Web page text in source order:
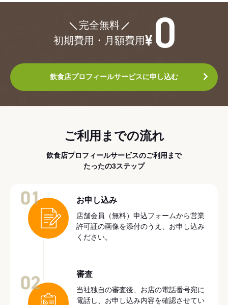
完全無料
初期費用・月額費用
飲食店プロフィールサービスに申し込む
ご利用までの流れ
飲食店プロフィールサービスのご利用まで
たったの3ステップ
お申し込み
店舗会員（無料）申込フォームから営業
許可証の画像を添付のうえ、お申し込み
ください。
審査
当社独自の審査後、お店の電話番号宛に
電話し、お申し込み内容を確認させてい